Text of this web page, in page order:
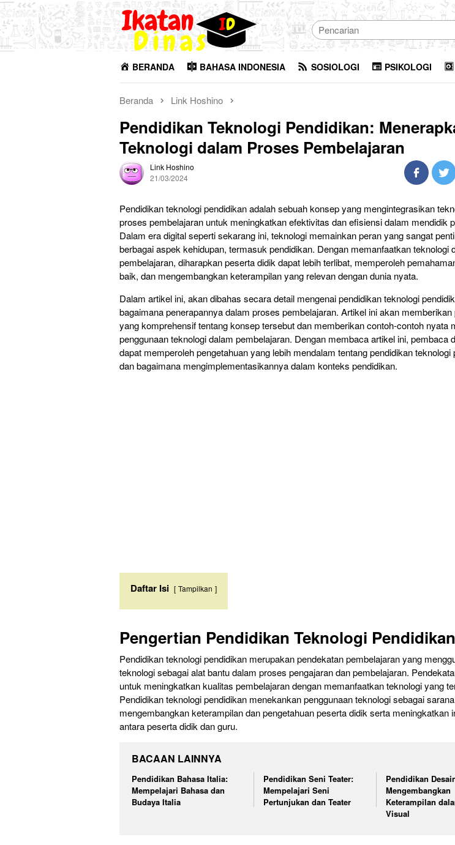
Loncat
ke
konten
BERANDA BAHASA INDONESIA SOSIOLOGI PSIKOLOGI
Beranda Link Hoshino
Pendidikan Teknologi Pendidikan:
Teknologi dalam Proses Pembelajaran
Link Hoshino
21/03/2024
Pendidikan teknologi pendidikan adalah sebuah konsep yang mengintegrasikan
proses pembelajaran untuk meningkatkan efektivitas dan efisiensi dalam mendidik
Dalam era digital seperti sekarang ini, teknologi memainkan peran yang sangat
berbagai aspek kehidupan, termasuk pendidikan. Dengan memanfaatkan teknologi
pembelajaran, diharapkan peserta didik dapat lebih terlibat, memperoleh
baik, dan mengembangkan keterampilan yang relevan dengan dunia nyata.
Dalam artikel ini, akan dibahas secara detail mengenai pendidikan teknologi
bagaimana penerapannya dalam proses pembelajaran. Artikel ini akan
yang komprehensif tentang konsep tersebut dan memberikan contoh-contoh nyata
penggunaan teknologi dalam pembelajaran. Dengan membaca artikel ini, pembaca
dapat memperoleh pengetahuan yang lebih mendalam tentang pendidikan teknologi
dan bagaimana mengimplementasikannya dalam konteks pendidikan.
Daftar Isi Tampilkan
Pengertian Pendidikan Teknologi Pendidikan
Pendidikan teknologi pendidikan merupakan pendekatan pembelajaran yang
teknologi sebagai alat bantu dalam proses pengajaran dan pembelajaran.
untuk meningkatkan kualitas pembelajaran dengan memanfaatkan teknologi yang
Pendidikan teknologi pendidikan menekankan penggunaan teknologi sebagai
mengembangkan keterampilan dan pengetahuan peserta didik serta meningkatkan
antara peserta didik dan guru.
BACAAN LAINNYA
Pendidikan Bahasa Italia:
Mempelajari Bahasa dan
Budaya Italia
Pendidikan Seni Teater:
Mempelajari Seni
Pertunjukan dan Teater
Pendidikan
Mengembangkan
Keterampilan
Visual